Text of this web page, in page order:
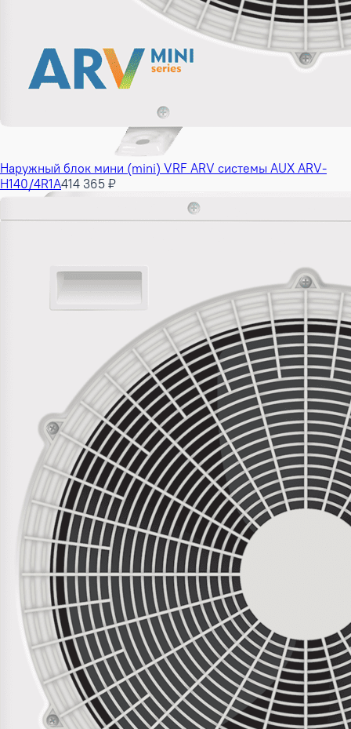
Наружный блок мини (mini) VRF ARV системы AUX ARV-
H140/4R1A414 365 ₽